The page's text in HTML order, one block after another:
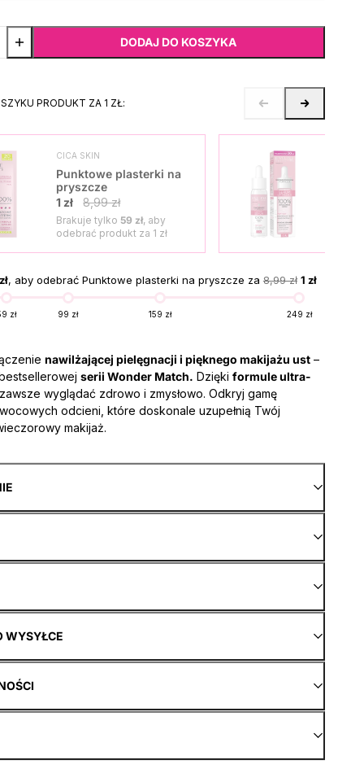
DODAJ DO KOSZYKA
PRODUKT ZA 1 ZŁ:
CICA SKIN
Punktowe plasterki na
pryszcze
1 zł
8,99 zł
Brakuje tylko 59 zł, aby
odebrać produkt za 1 zł
, aby odebrać Punktowe plasterki na pryszcze za 8,99 zł 1 zł
zł 99 zł 159 zł 249 zł
nawilżającej pielęgnacji i pięknego makijażu ust–
serii Wonder Match. Dzięki formule ultra-
wyglądać zdrowo i zmysłowo. Odkryj gamę
odcieni, które doskonale uzupełnią Twój
makijaż.
WYSYŁCE